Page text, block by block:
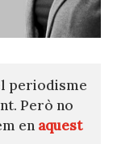
periodisme
Però no
en aquest